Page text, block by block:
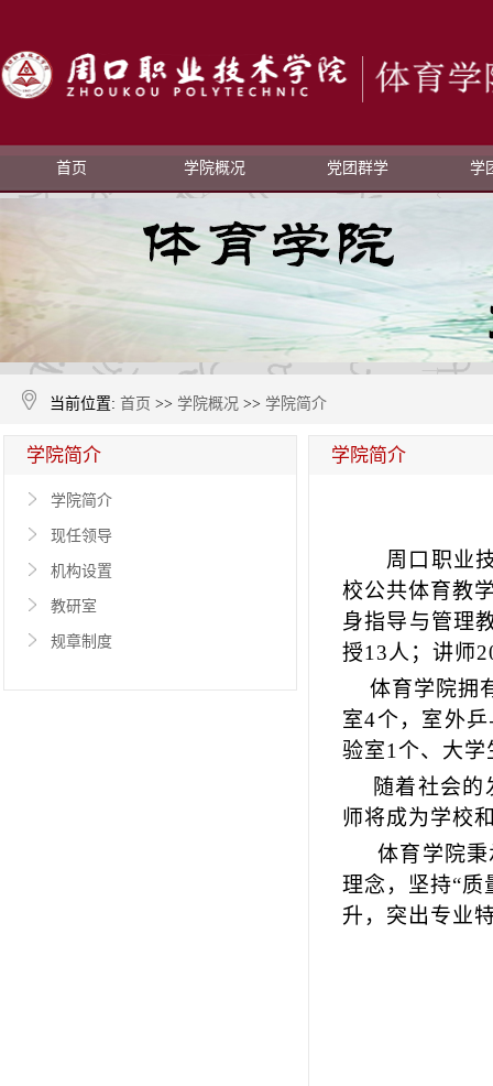
首页 学院概况 党团群学 学
当前位置: 首页 >> 学院概况 >> 学院简介
学院简介
学院简介
现任领导
机构设置
教研室
规章制度
学院简介
周口职业
校公共体育教
身指导与管理
授1 3人；讲师
体育学院拥
室4个，室外
验室1 个、大学
随着社会
师将成为学校
体育学院秉
理念，坚持“
升，突出专业